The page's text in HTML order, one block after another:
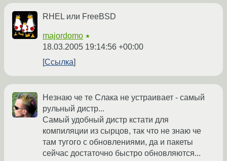
RHEL или FreeBSD
majordomo ★
18.03.2005 19:14:56 +00:00
Ссылка
Незнаю че те Слака не устраивает - самый
рульный дистр...
Самый удобный дистр кстати для
компиляции из сырцов, так что не знаю че
там тугого с обновлениями, да и пакеты
сейчас достаточно быстро обновляются...